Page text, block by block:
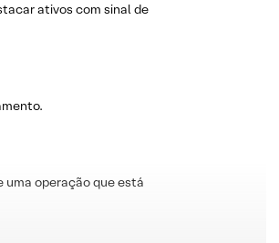
ativos com sinal de
uma operação que está